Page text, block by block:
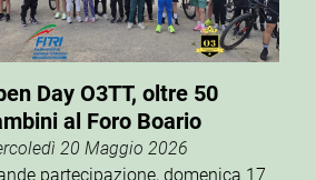
Day O3TT, oltre 50
al Foro Boario
20 Maggio 2026
partecipazione, domenica 17